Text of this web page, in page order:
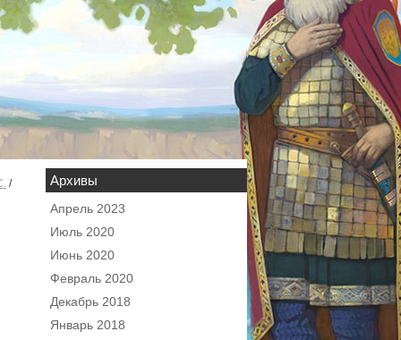
/ Архивы
Апрель 2023
Июль 2020
Июнь 2020
Февраль 2020
Декабрь 2018
Январь 2018